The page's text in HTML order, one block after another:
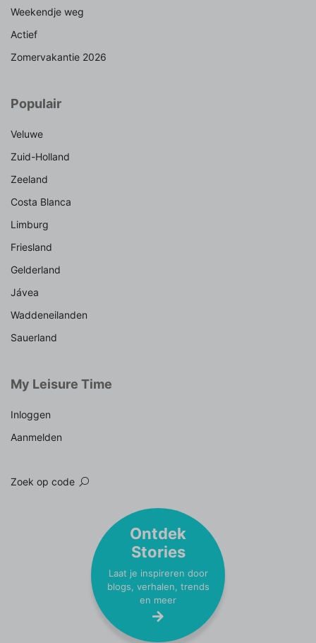
Weekendje weg
Actief
Zomervakantie 2026
Populair
Veluwe
Zuid-Holland
Zeeland
Costa Blanca
Limburg
Friesland
Gelderland
Jávea
Waddeneilanden
Sauerland
My Leisure Time
Inloggen
Aanmelden
Zoek op code
Ontdek
Stories
Laat je inspireren door
blogs, verhalen, trends
en meer